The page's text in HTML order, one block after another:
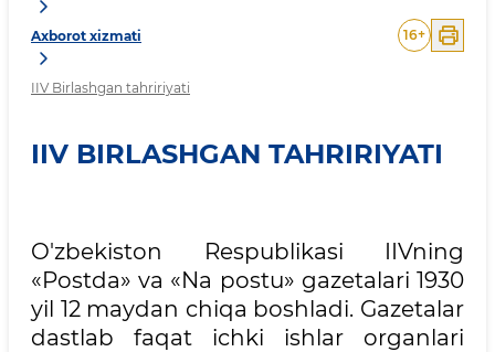
Axborot xizmati
IIV Birlashgan tahririyati
16+
IIV BIRLASHGAN TAHRIRIYATI
O'zbekiston Respublikasi IIVning
«Postda» va «Na postu» gazetalari 1930
yil 12 maydan chiqa boshladi. Gazetalar
dastlab faqat ichki ishlar organlari